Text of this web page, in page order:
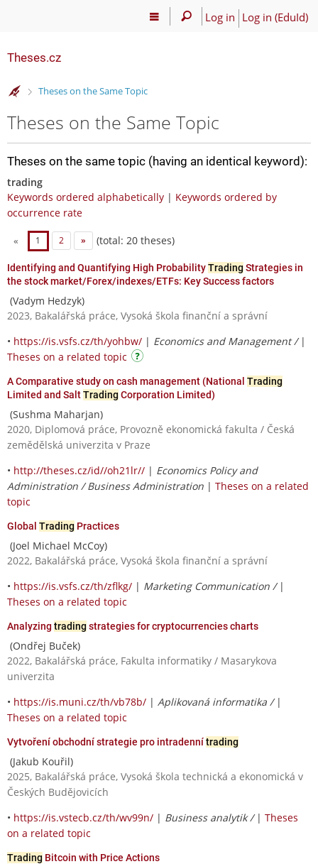
Log in Log in (EduId)
Theses.cz
>
Theses on the Same Topic
Theses on the Same Topic
Theses on the same topic (having an identical keyword):
trading
Keywords ordered alphabetically | Keywords ordered by
occurrence rate
« 1 2 » (total: 20 theses)
Identifying and Quantifying High ProbabilityTrading Strategies in
the stock market/Forex/indexes/ETFs: Key Success factors
(Vadym Hedzyk)
2023, Bakalářská práce, Vysoká škola finanční a správní
• https://is.vsfs.cz/th/yohbw/ | Economics and Management / |
Theses on a related topic
A Comparative study on cash management (National Trading
Limited and SaltTrading Corporation Limited)
(Sushma Maharjan)
2020, Diplomová práce, Provozně ekonomická fakulta / Česká
zemědělská univerzita v Praze
• http://theses.cz/id//oh21lr// | Economics Policy and
Administration / Business Administration | Theses on a related
topic
Global Trading Practices
(Joel Michael McCoy)
2022, Bakalářská práce, Vysoká škola finanční a správní
• https://is.vsfs.cz/th/zflkg/ | Marketing Communication / |
Theses on a related topic
Analyzing trading strategies for cryptocurrencies charts
(Ondřej Buček)
2022, Bakalářská práce, Fakulta informatiky / Masarykova
univerzita
• https://is.muni.cz/th/vb78b/ | Aplikovaná informatika / |
Theses on a related topic
Vytvoření obchodní strategie pro intradennítrading
(Jakub Kouřil)
2025, Bakalářská práce, Vysoká škola technická a ekonomická v
Českých Budějovicích
• https://is.vstecb.cz/th/wv99n/ | Business analytik / | Theses
on a related topic
Trading Bitcoin with Price Actions